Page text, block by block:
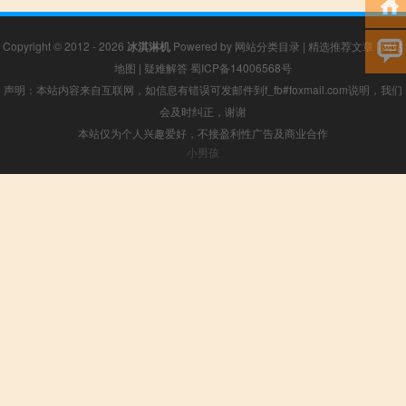
Copyright © 2012 - 2026 冰淇淋机 Powered by 网站分类目录 | 精选推荐文章 |网站
地图 | 疑难解答 蜀ICP备14006568号
声明：本站内容来自互联网，如信息有错误可发邮件到f_fb#foxmail.com说明，我们
会及时纠正，谢谢
本站仅为个人兴趣爱好，不接盈利性广告及商业合作
小男孩